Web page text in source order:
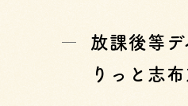
放課後等デ
りっと志布